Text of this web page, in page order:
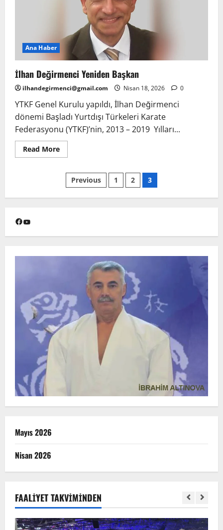
Ana Haber
İlhan Değirmenci Yeniden Başkan
ilhandegirmenci@gmail.com Nisan 18, 2026 0
YTKF Genel Kurulu yapıldı, İlhan Değirmenci
dönemi Başladı Yurtdışı Türkeleri Karate
Federasyonu (YTKF)’nin, 2013 – 2019 Yılları...
Read MoreRead
more
Değirmenci
Yeniden
Başkan
Yazı
sayfalandırması
Previous 1 2 3
Facebook
YouTube
Mayıs 2026
Nisan 2026
FAALIYET TAKVIMINDEN